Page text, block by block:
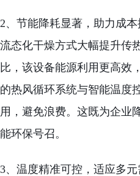
2、节能降耗显著，助力成本
流态化干燥方式大幅提升传
比，该设备能源利用更高效
的热风循环系统与智能温度
用，避免浪费。这既为企业
能环保号召。
3、温度精准可控，适应多